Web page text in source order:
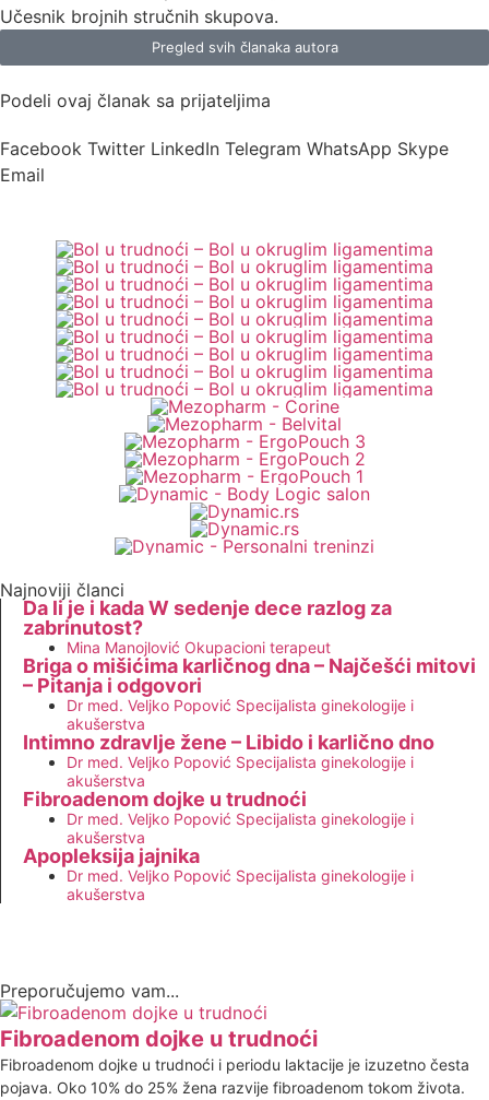
Učesnik brojnih stručnih skupova.
Pregled svih članaka autora
Podeli ovaj članak sa prijateljima
Facebook Twitter LinkedIn Telegram WhatsApp Skype
Email
Najnoviji članci
Da li je i kada W sedenje dece razlog za
zabrinutost?
Mina Manojlović Okupacioni terapeut
Briga o mišićima karličnog dna – Najčešći mitovi
– Pitanja i odgovori
Dr med. Veljko Popović Specijalista ginekologije i
akušerstva
Intimno zdravlje žene – Libido i karlično dno
Dr med. Veljko Popović Specijalista ginekologije i
akušerstva
Fibroadenom dojke u trudnoći
Dr med. Veljko Popović Specijalista ginekologije i
akušerstva
Apopleksija jajnika
Dr med. Veljko Popović Specijalista ginekologije i
akušerstva
Preporučujemo vam...
Fibroadenom dojke u trudnoći
Fibroadenom dojke u trudnoći i periodu laktacije je izuzetno česta
pojava. Oko 10% do 25% žena razvije fibroadenom tokom života.